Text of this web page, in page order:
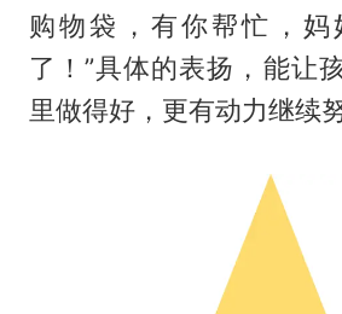
购物袋，有你帮忙，妈
了！”具体的表扬，能让
里做得好，更有动力继续努